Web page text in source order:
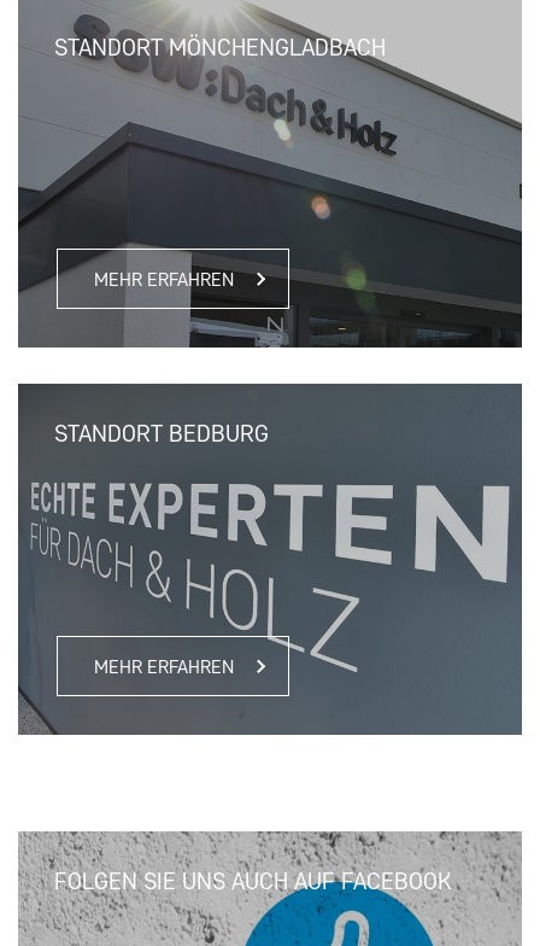
STANDORT MÖNCHENGLADBACH
MEHR ERFAHREN
STANDORT BEDBURG
MEHR ERFAHREN
FOLGEN SIE UNS AUCH AUF FACEBOOK